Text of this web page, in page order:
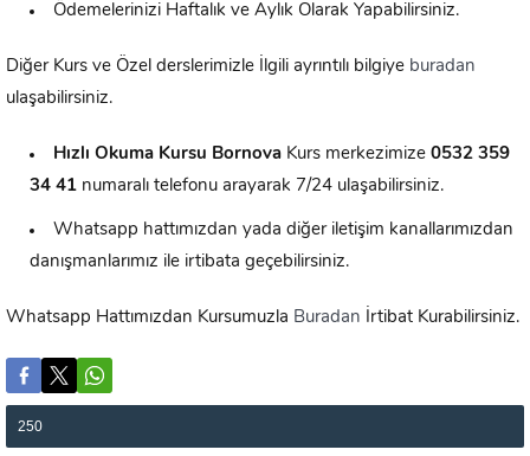
Ödemelerinizi Haftalık ve Aylık Olarak Yapabilirsiniz.
Diğer Kurs ve Özel derslerimizle İlgili ayrıntılı bilgiye buradan
ulaşabilirsiniz.
Hızlı Okuma Kursu Bornova Kurs merkezimize 0532 359
34 41 numaralı telefonu arayarak 7/24 ulaşabilirsiniz.
Whatsapp hattımızdan yada diğer iletişim kanallarımızdan
danışmanlarımız ile irtibata geçebilirsiniz.
Whatsapp Hattımızdan Kursumuzla Buradan İrtibat Kurabilirsiniz.
250